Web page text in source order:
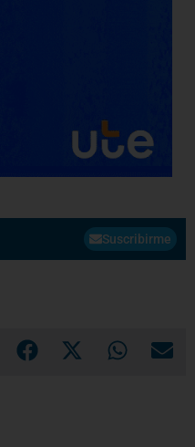
Suscribirme